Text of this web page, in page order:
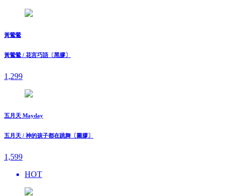
黃鶯鶯
黃鶯鶯 / 花言巧語〔黑膠〕
1,299
五月天 Mayday
五月天 / 神的孩子都在跳舞〔圖膠〕
1,599
HOT